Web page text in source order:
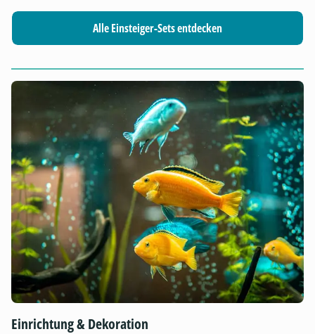
Alle Einsteiger-Sets entdecken
Einrichtung & Dekoration